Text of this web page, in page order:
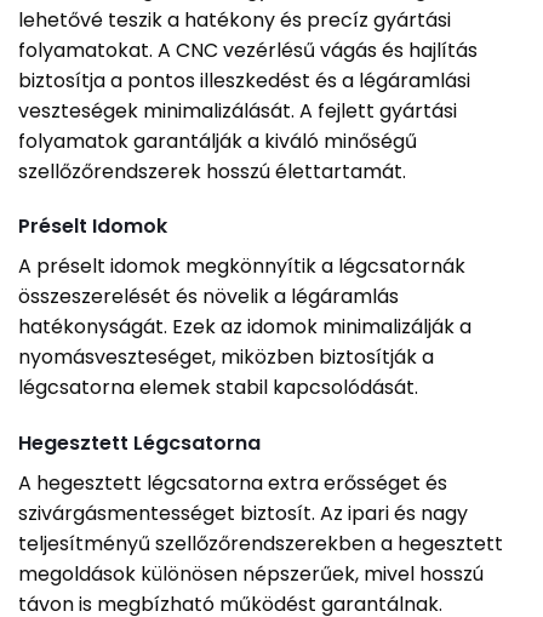
lehetővé teszik a hatékony és precíz gyártási
folyamatokat. A CNC vezérlésű vágás és hajlítás
biztosítja a pontos illeszkedést és a légáramlási
veszteségek minimalizálását. A fejlett gyártási
folyamatok garantálják a kiváló minőségű
szellőzőrendszerek hosszú élettartamát.
Préselt Idomok
A préselt idomok megkönnyítik a légcsatornák
összeszerelését és növelik a légáramlás
hatékonyságát. Ezek az idomok minimalizálják a
nyomásveszteséget, miközben biztosítják a
légcsatorna elemek stabil kapcsolódását.
Hegesztett Légcsatorna
A hegesztett légcsatorna extra erősséget és
szivárgásmentességet biztosít. Az ipari és nagy
teljesítményű szellőzőrendszerekben a hegesztett
megoldások különösen népszerűek, mivel hosszú
távon is megbízható működést garantálnak.